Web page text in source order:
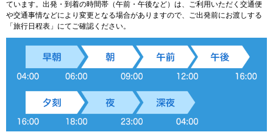
ています。出発・到着の時間帯（午前・午後など）は、ご利用いただく交通便
や交通事情などにより変更となる場合がありますので、ご出発前にお渡しする
「旅行日程表」にてご確認ください。